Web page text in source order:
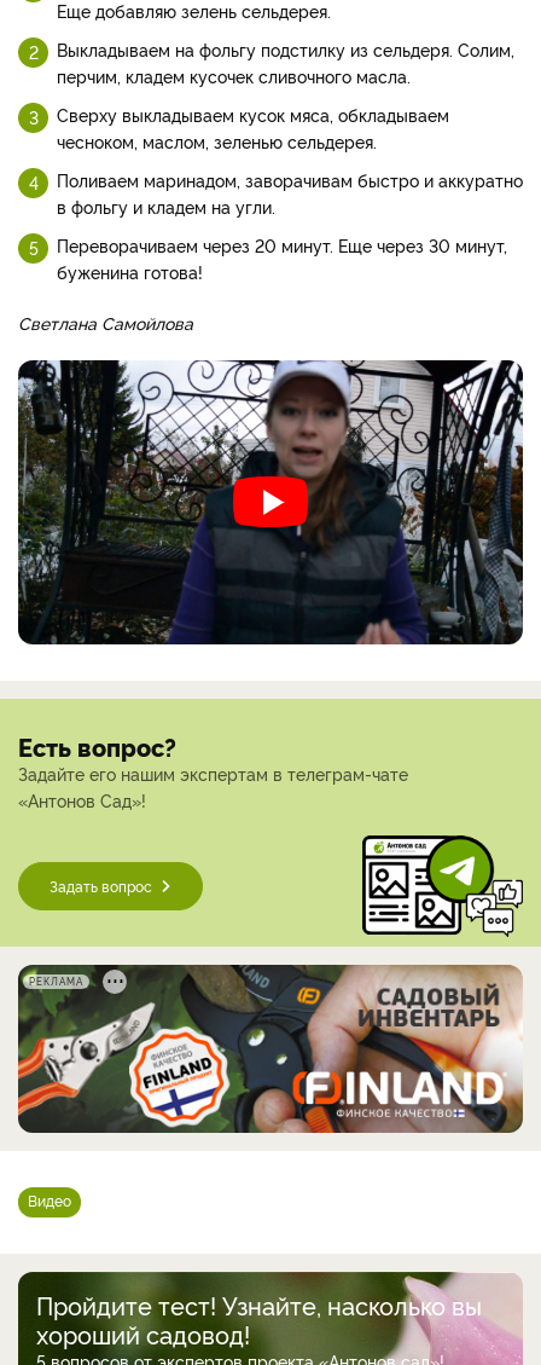
Еще добавляю зелень сельдерея.
Выкладываем на фольгу подстилку из сельдеря. Солим,
перчим, кладем кусочек сливочного масла.
Сверху выкладываем кусок мяса, обкладываем
чесноком, маслом, зеленью сельдерея.
Поливаем маринадом, заворачивам быстро и аккуратно
в фольгу и кладем на угли.
Переворачиваем через 20 минут. Еще через 30 минут,
буженина готова!
Светлана Самойлова
Есть вопрос?
Задайте его нашим экспертам в телеграм-чате
«Антонов Сад»!
Задать вопрос
РЕКЛАМА
Видео
Пройдите тест! Узнайте, насколько вы
хороший садовод!